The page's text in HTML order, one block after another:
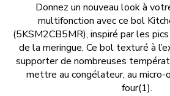
Donnez un nouveau look à
multifonction avec ce bol
(5KSM2CB5MR), inspiré par les
de la meringue. Ce bol texturé à
supporter de nombreuses
mettre au congélateur, au micro-
four(1).